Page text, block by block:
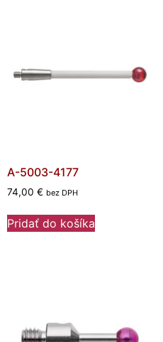
A-5003-4177
74,00 € bez DPH
Pridať do košíka